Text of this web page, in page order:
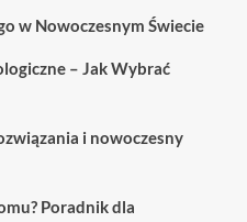
w Nowoczesnym Świecie
– Jak Wybrać
i nowoczesny
Poradnik dla